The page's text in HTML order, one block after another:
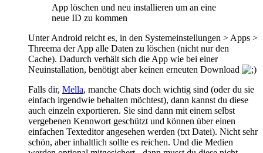
App löschen und neu installieren um an eine
neue ID zu kommen
Unter Android reicht es, in den Systemeinstellungen > Apps >
Threema der App alle Daten zu löschen (nicht nur den
Cache). Dadurch verhält sich die App wie bei einer
Neuinstallation, benötigt aber keinen erneuten Download
Falls dir, Mella, manche Chats doch wichtig sind (oder du sie
einfach irgendwie behalten möchtest), dann kannst du diese
auch einzeln exportieren. Sie sind dann mit einem selbst
vergebenen Kennwort geschützt und können über einen
einfachen Texteditor angesehen werden (txt Datei). Nicht sehr
schön, aber inhaltlich sollte es reichen. Und die Medien